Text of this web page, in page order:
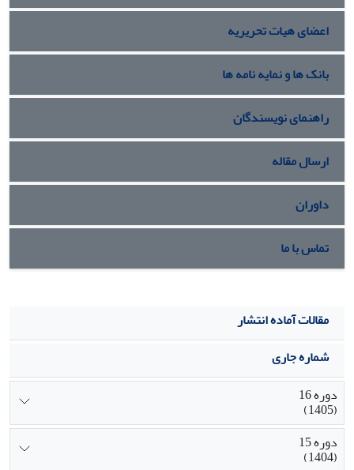
اعضای هیات تحریریه
بانک ها و نمایه نامه ها
راهنمای نویسندگان
ارسال مقاله
داوران
تماس با ما
مقالات آماده انتشار
شماره جاری
دوره 16
(1405)
دوره 15
(1404)